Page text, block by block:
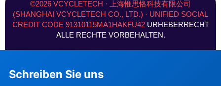
o
k
-
f
r
a
m
i
n
-
i
e
t
e
r
)
e
s
t
©2026 VCYCLETECH · 上海惟思恪科技有限公司
(SHANGHAI VCYCLETECH CO., LTD.) · UNIFIED SOCIAL
CREDIT CODE 91310115MA1HAKFU42 URHEBERRECHT
ALLE RECHTE VORBEHALTEN.
Schreiben Sie uns